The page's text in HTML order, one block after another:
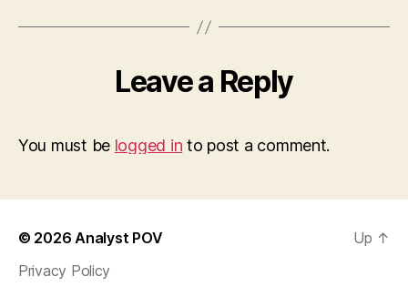
Leave a Reply
You must be logged in to post a comment.
© 2026Analyst POV
Privacy Policy
Up ↑